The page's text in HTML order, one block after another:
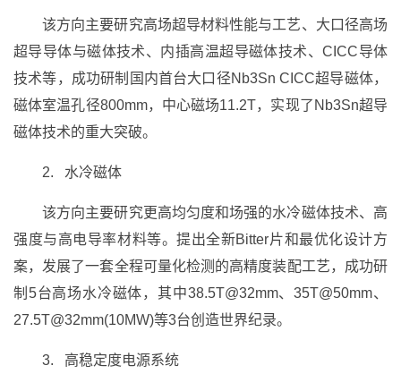
该方向主要研究高场超导材料性能与工艺、大口径高场
超导导体与磁体技术、内插高温超导磁体技术、CICC导体
技术等，成功研制国内首台大口径Nb3Sn CICC超导磁体，
磁体室温孔径800mm，中心磁场11.2T，实现了Nb3Sn超导
磁体技术的重大突破。
2. 水冷磁体
该方向主要研究更高均匀度和场强的水冷磁体技术、高
强度与高电导率材料等。提出全新Bitter片和最优化设计方
案，发展了一套全程可量化检测的高精度装配工艺，成功研
制5台高场水冷磁体，其中38.5T@32mm、35T@50mm、
27.5T@32mm(10MW)等3台创造世界纪录。
3. 高稳定度电源系统